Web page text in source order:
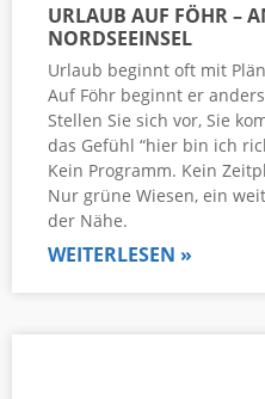
URLAUB AUF FÖHR –
NORDSEEINSEL
Urlaub beginnt oft mit
Auf Föhr beginnt er
Stellen Sie sich vor, Sie
das Gefühl “hier bin ich
Kein Programm. Kein
Nur grüne Wiesen, ein
der Nähe.
WEITERLESEN »